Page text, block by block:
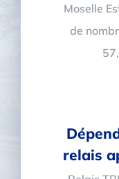
Moselle
de
relais